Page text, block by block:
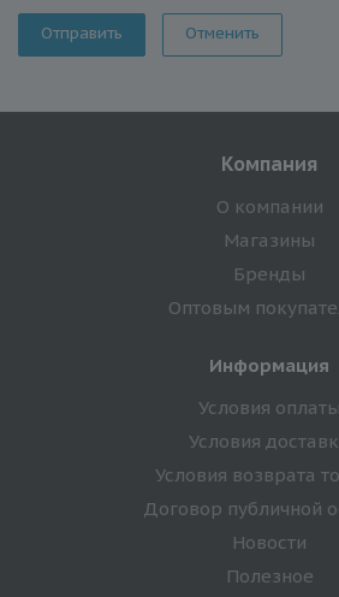
Отменить
Компания
О компании
Магазины
Бренды
Оптовым
Информация
Условия оплаты
Условия
Условия возврата
Договор публичной
Новости
Полезное